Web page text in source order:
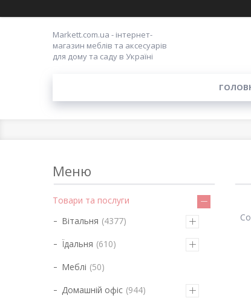
Markett.com.ua - інтернет-
магазин меблів та аксесуарів
для дому та саду в Україні
Товари та послуги
Вітальня 4377
Їдальня 610
Меблі 50
Домашній офіс 944